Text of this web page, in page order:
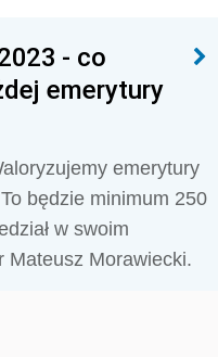
- co
emerytury
emerytury
będzie minimum 250
w swoim
Mateusz Morawiecki.